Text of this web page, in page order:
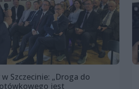
Szczecinie: „Droga do
jest